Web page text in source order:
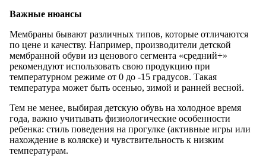
Важные нюансы
Мембраны бывают различных типов, которые отличаются
по цене и качеству. Например, производители детской
мембранной обуви из ценового сегмента «средний+»
рекомендуют использовать свою продукцию при
температурном режиме от 0 до -15 градусов. Такая
температура может быть осенью, зимой и ранней весной.
Тем не менее, выбирая детскую обувь на холодное время
года, важно учитывать физиологические особенности
ребенка: стиль поведения на прогулке (активные игры или
нахождение в коляске) и чувствительность к низким
температурам.